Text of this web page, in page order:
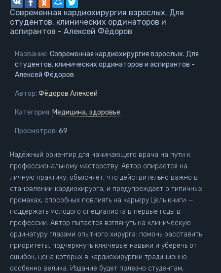
Современная кардиохирургия взрослых. Для
студентов, клинических ординаторов и
аспирантов - Алексей Фёдоров
Название: Современная кардиохирургия взрослых. Для
студентов, клинических ординаторов и аспирантов -
Алексей Фёдоров
Автор: Фёдоров Алексей
Категория: Медицина, здоровье
Просмотров: 69
Надёжный ориентир для начинающего врача на пути к
профессиональному мастерству. Автор опирается на
личную практику, объясняет, что действительно важно в
становлении кардиохирурга, и предупреждает о типичных
промахах, способных повлиять на карьеру.Цель книги —
поддержать молодого специалиста в первые годы в
профессии. Автор пытается взглянуть на клиническую
ординатуру глазами опытного хирурга: помочь расставить
приоритеты, подчеркнуть ключевые навыки и уберечь от
ошибок, цена которых в кардиохирургии традиционно
особенно велика. Издание будет полезно студентам,